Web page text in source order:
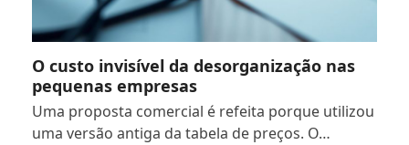
O custo invisível da desorganização nas
pequenas empresas
Uma proposta comercial é refeita porque utilizou
uma versão antiga da tabela de preços. O…